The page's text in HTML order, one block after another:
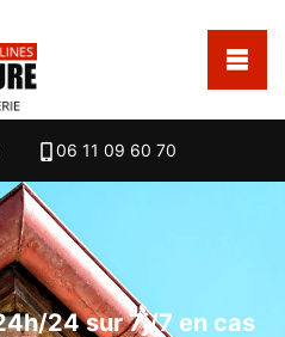
06 11 09 60 70
24 sur 7j/7 en cas